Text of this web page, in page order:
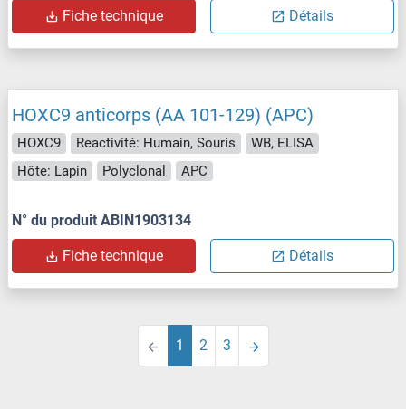
Fiche technique Détails
HOXC9 anticorps (AA 101-129) (APC)
HOXC9 Reactivité: Humain, Souris
WB, ELISA
Hôte: Lapin
Polyclonal APC
N° du produit ABIN1903134
Fiche technique Détails
1 2 3